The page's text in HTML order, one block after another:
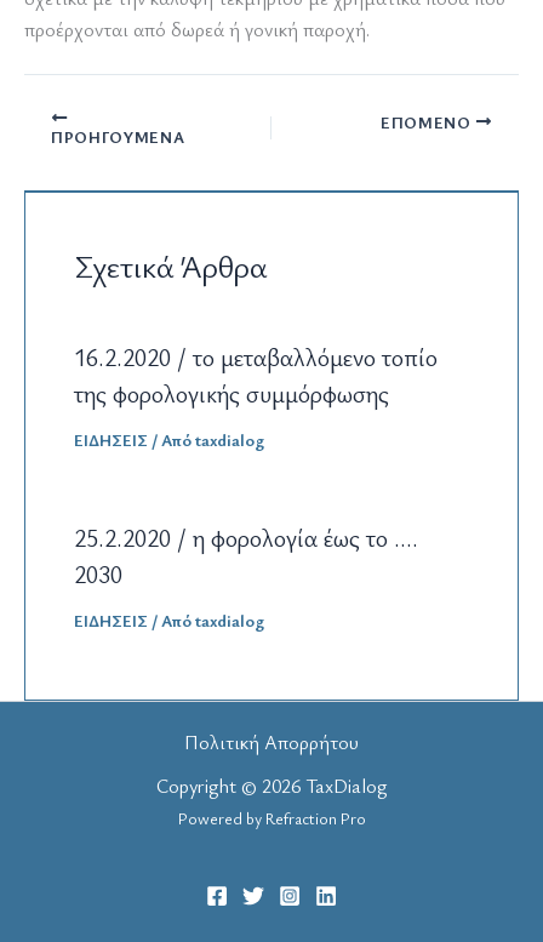
προέρχονται από δωρεά ή γονική παροχή.
ΠΡΟΗΓΟΎΜΕΝΑ
ΕΠΌΜΕΝΟ
Σχετικά Άρθρα
16.2.2020 / το μεταβαλλόμενο τοπίο
της φορολογικής συμμόρφωσης
ΕΙΔΗΣΕΙΣ / Απόtaxdialog
25.2.2020 / η φορολογία έως το ….
2030
ΕΙΔΗΣΕΙΣ / Απόtaxdialog
Πολιτική Απορρήτου
Copyright © 2026 TaxDialog
Powered by Refraction Pro